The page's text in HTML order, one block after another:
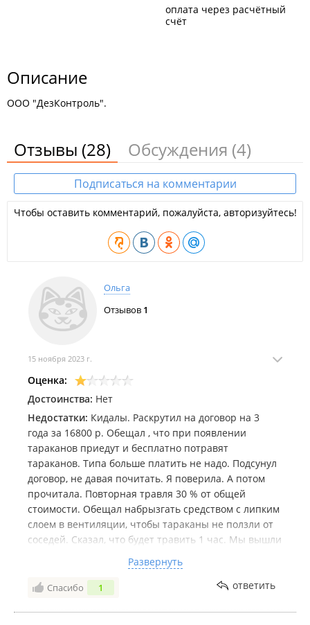
оплата через расчётный
счёт
Описание
ООО "ДезКонтроль".
Отзывы (28) Обсуждения (4)
Подписаться на комментарии
Чтобы оставить комментарий, пожалуйста, авторизуйтесь!
Ольга
Отзывов 1
15 ноября 2023 г.
Оценка:
Достоинства: Нет
Недостатки: Кидалы. Раскрутил на договор на 3
года за 16800 р. Обещал , что при появлении
тараканов приедут и бесплатно потравят
тараканов. Типа больше платить не надо. Подсунул
договор, не давая почитать. Я поверила. А потом
прочитала. Повторная травля 30 % от общей
стоимости. Обещал набрызгать средством с липким
слоем в вентиляции, чтобы тараканы не ползли от
соседей. Сказал, что будет травить 1 час. Мы вышли
некоторые вещи. Золото на месте. Это было бы
слишком заметно. У него была большая сумка. Это
Развернуть
Спасибо 1 ответить